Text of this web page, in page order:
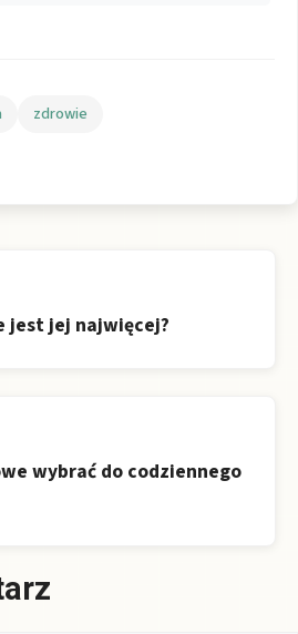
zdrowie
jest jej najwięcej?
wybrać do codziennego